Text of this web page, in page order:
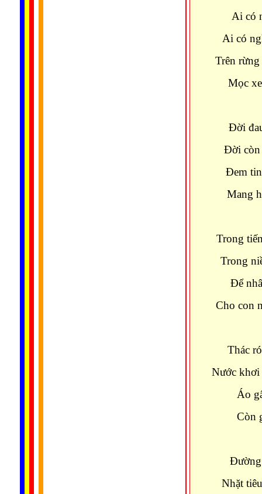
Ai có
Ai có
Trên
Mọc
Đời
Đời còn
Đem
Mang
Trong
Trong
Để
Cho con
Thác
Nước khơi
Áo
Còn
Đường
Nhặt